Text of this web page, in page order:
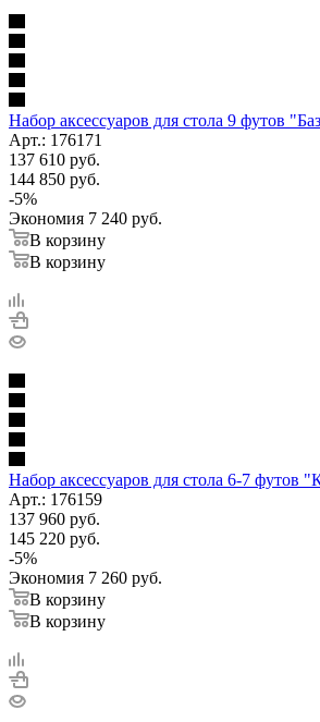
Набор аксессуаров для стола 9 футов
Арт.: 176171
137 610 руб.
144 850 руб.
-5%
Экономия 7 240 руб.
В корзину
В корзину
Набор аксессуаров для стола 6-7 футов
Арт.: 176159
137 960 руб.
145 220 руб.
-5%
Экономия 7 260 руб.
В корзину
В корзину